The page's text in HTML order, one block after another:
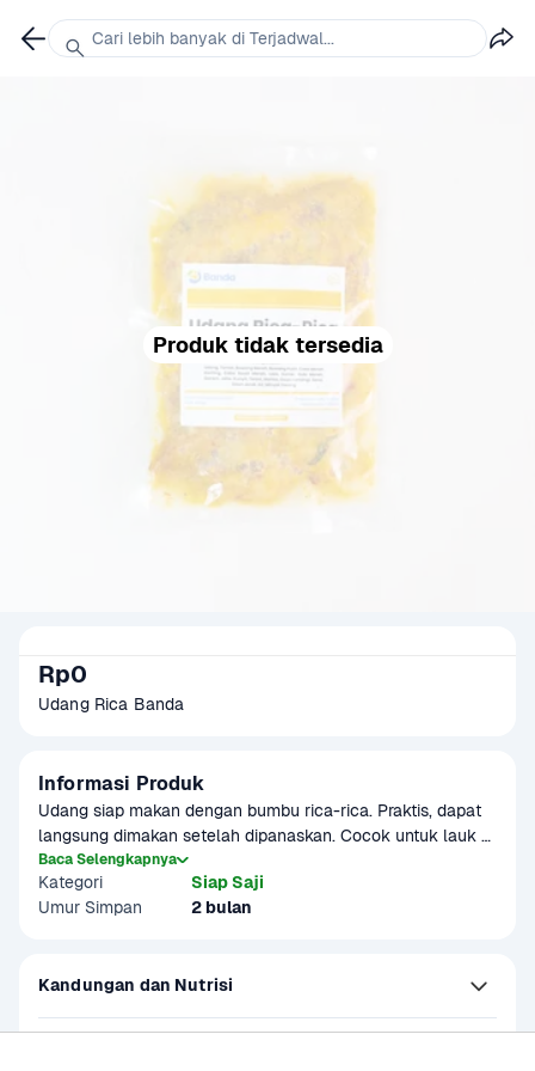
Produk tidak tersedia
Rp0
Udang Rica Banda
Informasi Produk
Udang siap makan dengan bumbu rica-rica. Praktis, dapat
langsung dimakan setelah dipanaskan. Cocok untuk lauk
makan, bekal, atau sarapan. Produk dibuat menggunakan
bahan-bahan yang halal.
Baca Selengkapnya
Kategori
Siap Saji
Umur Simpan
2 bulan
Kandungan dan Nutrisi
Cari lebih banyak di Terjadwal...